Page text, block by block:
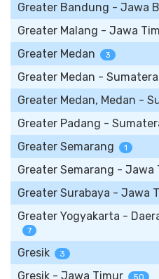
Greater Bandung - Jawa
Greater Malang - Jawa
Greater Medan 3
Greater Medan -
Greater Medan, Medan -
Greater Padang -
Greater Semarang 1
Greater Semarang - Jawa
Greater Surabaya - Jawa
Greater Yogyakarta -
7
Gresik 3
Gresik - Jawa Timur 50